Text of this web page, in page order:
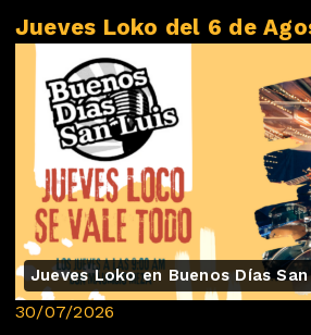
Jueves Loko del 6 de
Jueves Loko en Buenos Días
30/07/2026